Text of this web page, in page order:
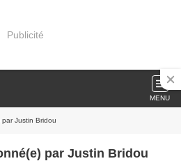
Publicité
MENU
Justin Bridou
par Justin Bridou